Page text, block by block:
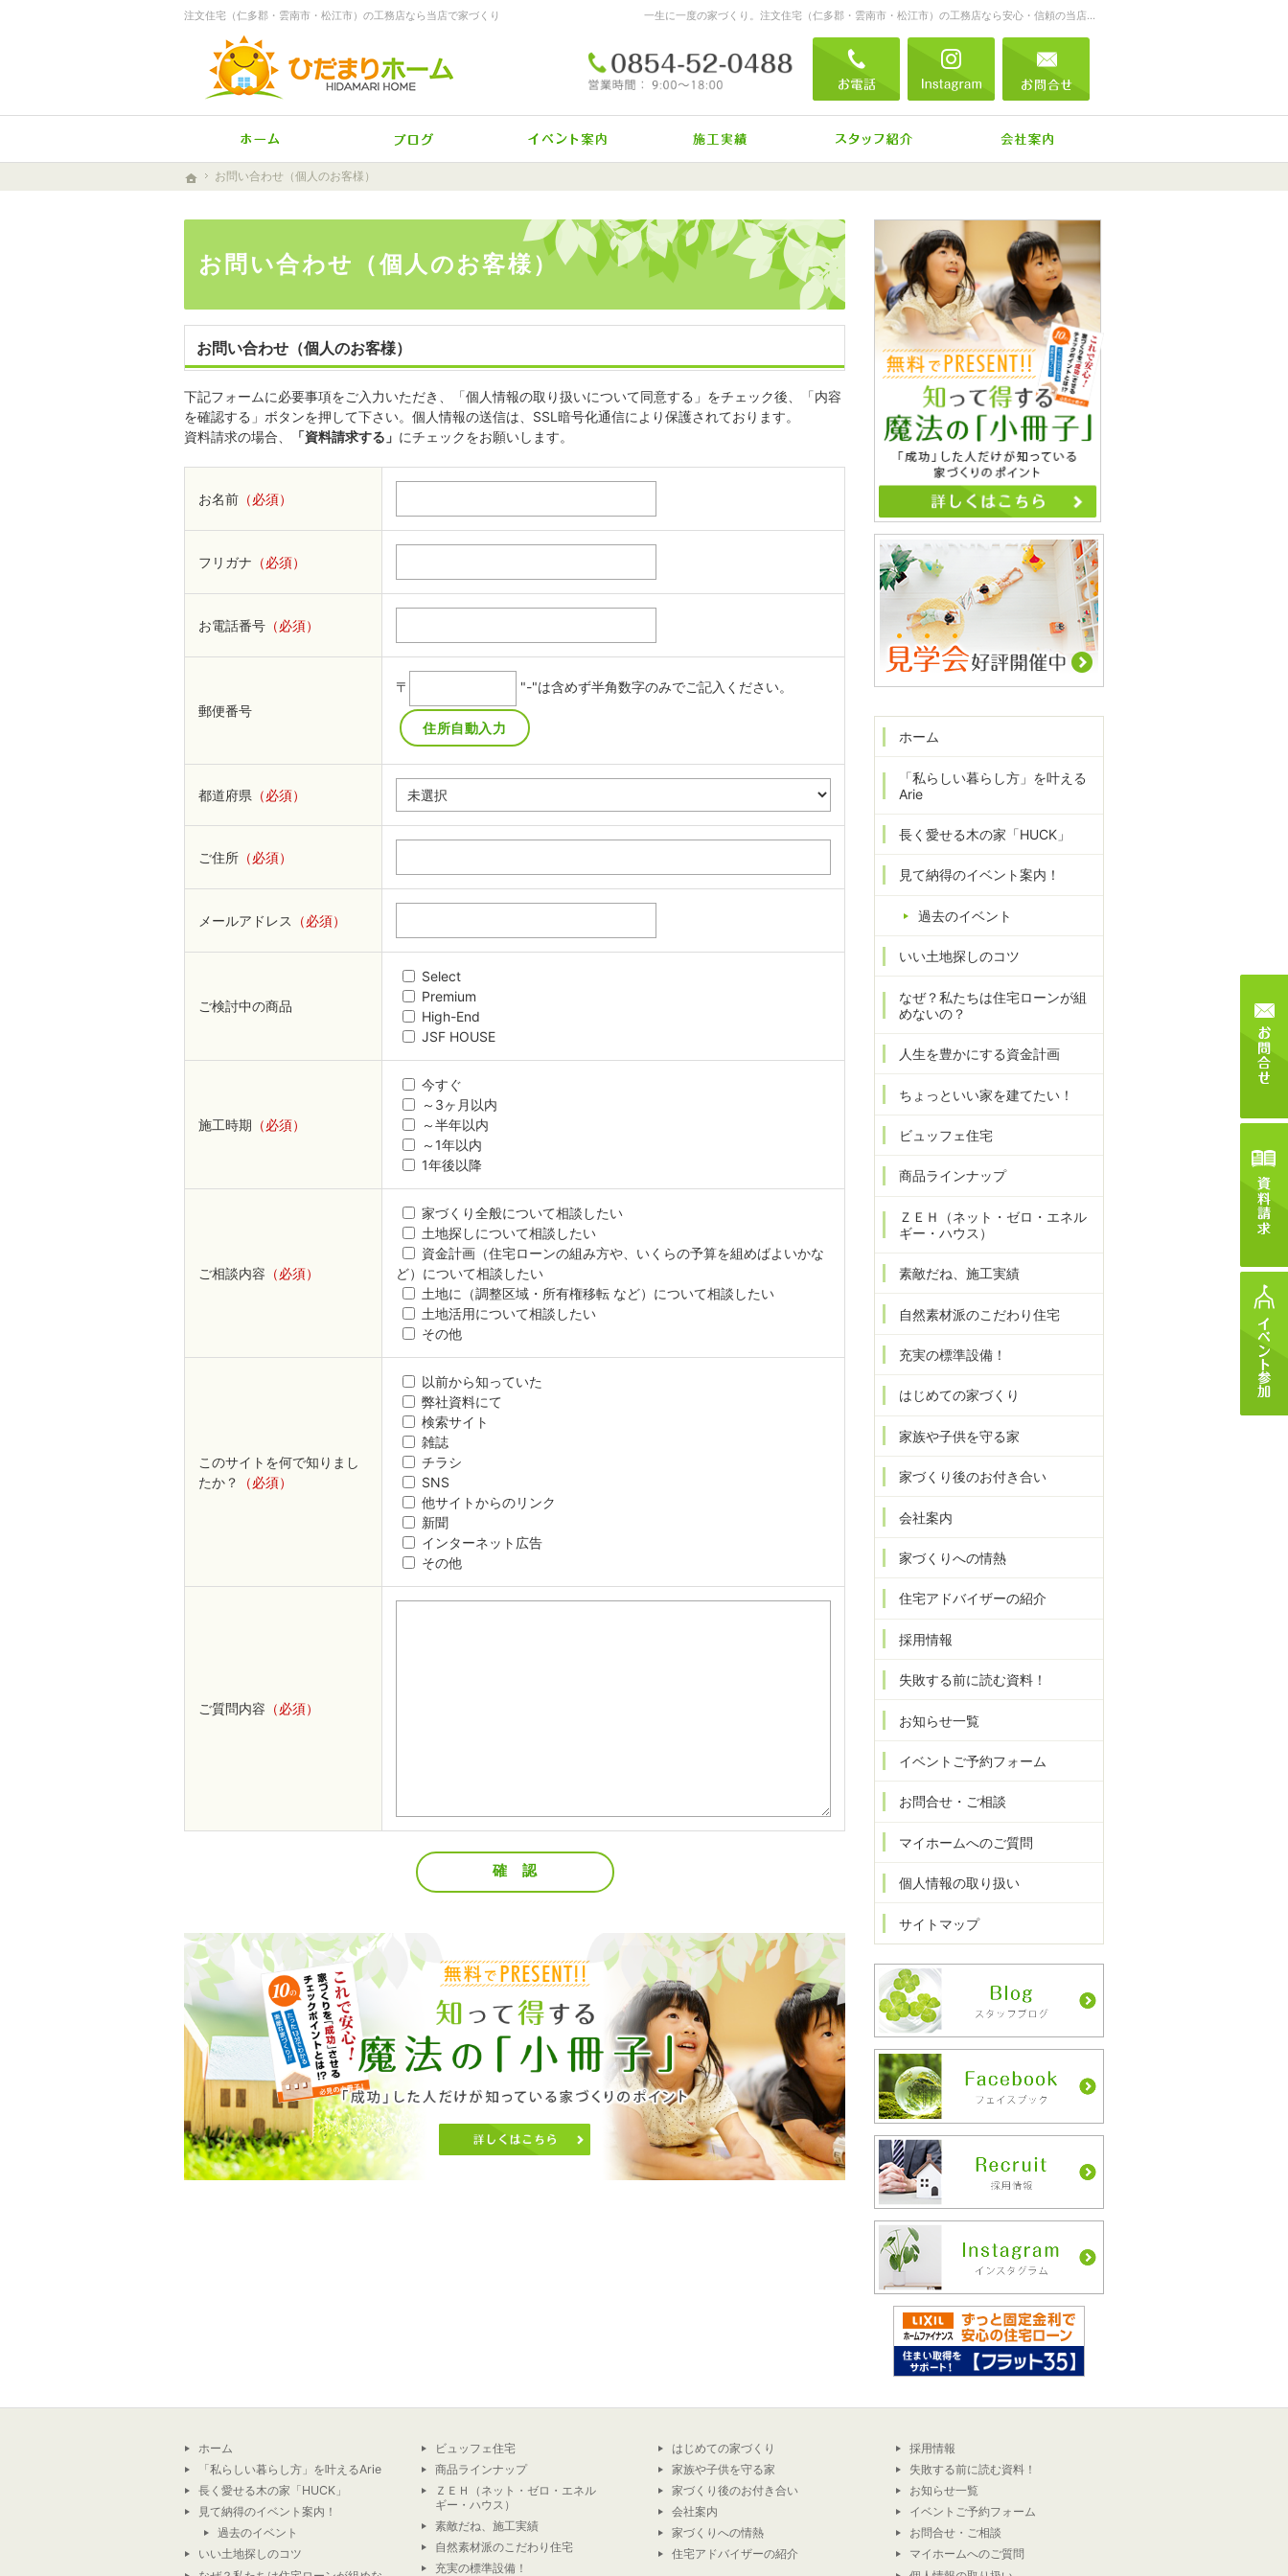
ホーム
お問い合わせ（個人のお客様）
お問い合わせ（個人のお客様）
一生に一度の家づくり。注文住宅（仁多郡・雲南市・松江市）の工務店なら安心・信頼の当店へ。
注文住宅（仁多郡・雲南市・松江市）の工務店なら当店で家づくり
お問い合わせ（個人のお客様）
下記フォームに必要事項をご入力いただき、「個人情報の取り扱いについて同意する」をチェック後、「内容
を確認する」ボタンを押して下さい。個人情報の送信は、SSL暗号化通信により保護されております。
資料請求の場合、
「資料請求する」 にチェックをお願いします。
お名前 （必須）
フリガナ （必須）
お電話番号 （必須）
郵便番号
〒 "-"は含めず半角数字のみでご記入ください。
都道府県 （必須）
ご住所 （必須）
メールアドレス （必須）
ご検討中の商品
Select
Premium
High-End
JSF HOUSE
施工時期 （必須）
今すぐ
～3ヶ月以内
～半年以内
～1年以内
1年後以降
ご相談内容 （必須）
家づくり全般について相談したい
土地探しについて相談したい
資金計画（住宅ローンの組み方や、いくらの予算を組めばよいかな
ど）について相談したい
土地に（調整区域・所有権移転 など）について相談したい
土地活用について相談したい
その他
このサイトを何で知りまし
たか？
（必須）
以前から知っていた
弊社資料にて
検索サイト
雑誌
チラシ
SNS
他サイトからのリンク
新聞
インターネット広告
その他
ご質問内容 （必須）
ホーム
「私らしい暮らし方」を叶える
Arie
長く愛せる木の家「HUCK」
見て納得のイベント案内！
過去のイベント
いい土地探しのコツ
なぜ？私たちは住宅ローンが組
めないの？
人生を豊かにする資金計画
ちょっといい家を建てたい！
ビュッフェ住宅
商品ラインナップ
ＺＥＨ（ネット・ゼロ・エネル
ギー・ハウス）
素敵だね、施工実績
自然素材派のこだわり住宅
充実の標準設備！
はじめての家づくり
家族や子供を守る家
家づくり後のお付き合い
会社案内
家づくりへの情熱
住宅アドバイザーの紹介
採用情報
失敗する前に読む資料！
お知らせ一覧
イベントご予約フォーム
お問合せ・ご相談
マイホームへのご質問
個人情報の取り扱い
サイトマップ
0854-52-0488
営業時間
9:00～18:00
定休日
日曜日・年末年始・GW・お盆 電話 Instagram
ホーム
お問い合わせ（個人のお客様）
ホーム
「私らしい暮らし方」を叶えるArie
長く愛せる木の家「HUCK」
見て納得のイベント案内！
過去のイベント
いい土地探しのコツ
ビュッフェ住宅
商品ラインナップ
ＺＥＨ（ネット・ゼロ・エネル
ギー・ハウス）
素敵だね、施工実績
自然素材派のこだわり住宅
充実の標準設備！
はじめての家づくり
家族や子供を守る家
家づくり後のお付き合い
会社案内
家づくりへの情熱
住宅アドバイザーの紹介
採用情報
失敗する前に読む資料！
お知らせ一覧
イベントご予約フォーム
お問合せ・ご相談
マイホームへのご質問